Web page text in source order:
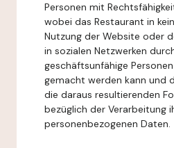
Personen mit
wobei das Restaurant in
Nutzung der Website oder
in sozialen Netzwerken
geschäftsunfähige
gemacht werden kann und
die daraus resultierenden
bezüglich der Verarbeitung
personenbezogenen Daten.